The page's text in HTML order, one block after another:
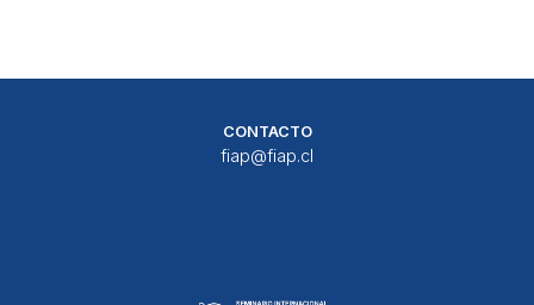
CONTACTO
fiap@fiap.cl